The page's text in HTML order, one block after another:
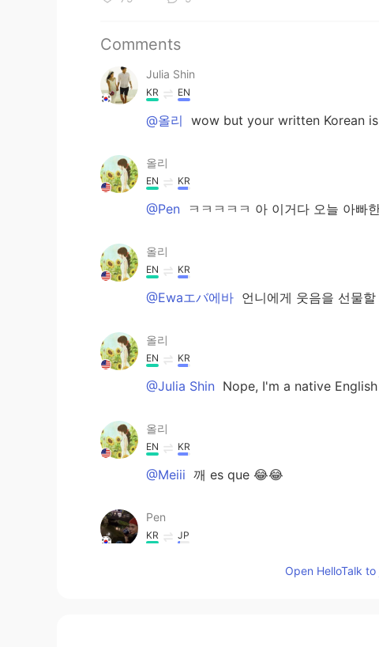
Comments
Julia Shin
KR EN
@올리 wow but your written Korean
올리
EN KR
@Pen ㅋㅋㅋㅋㅋ 아 이거다 오늘 아빠
올리
EN KR
@Ewaエバ에바 언니에게 웃음을 선물
올리
EN KR
@Julia Shin Nope, I'm a native
올리
EN KR
@Meiii 깨 es que 😂😂
Pen
KR JP
그러니까, 요약하면 깨 딸? Que tal?
Open HelloTalk